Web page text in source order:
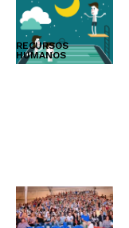
RECURSOS
HUMANOS